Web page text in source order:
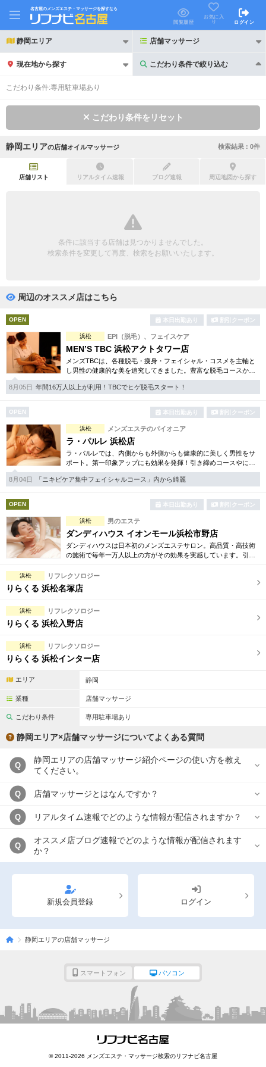
名古屋のメンズエステ・マッサージを探すなら
閲覧履歴
お気に入
り
ログイン
静岡エリア 店舗マッサージ
現在地から探す こだわり条件で絞り込む
こだわり条件で絞り込む
初回割引あり リピーター割引あり
団体様歓迎
ペアルームあり
フットバスあり 岩盤浴あり
専用駐車場あり 有資格者在籍
日本人スタッフのみ 女性スタッフのみ
スタッフ指名可 Ｗセラピスト
駅から徒歩5分以内
こだわり条件を変更
閉じる
こだわり条件:専用駐車場あり
こだわり条件をリセット
静岡エリアの店舗オイルマッサージ 検索結果 : 0件
店舗リスト リアルタイム速報 ブログ速報 周辺地図から探す
条件に該当する店舗は見つかりませんでした。
検索条件を変更して再度、検索をお願いいたします。
周辺のオススメ店はこちら
OPEN 本日出勤あり 割引クーポン
浜松 EPI（脱毛）、フェイスケア
MEN’S TBC 浜松アクトタワー店
メンズTBCは、各種脱毛・痩身・フェイシャル・コスメを主軸と
し男性の健康的な美を追究してきました。豊富な脱毛コースから
フェイシャル、ダイエット等幅広いメニューを取り揃えていま
す。初回割引コースも多彩。
8月05日 年間16万人以上が利用！TBCでヒゲ脱毛スタート！
OPEN 本日出勤あり 割引クーポン
浜松 メンズエステのパイオニア
ラ・パルレ 浜松店
ラ・パルレでは、内側からも外側からも健康的に美しく男性をサ
ポート。第一印象アップにも効果を発揮！引き締めコースやにき
び内外コース、アロマトリートメント等多彩なメニューをご用
意。まずは体験から是非。
8月04日 「ニキビケア集中フェイシャルコース」内から綺麗
OPEN 本日出勤あり 割引クーポン
浜松 男のエステ
ダンディハウス イオンモール浜松市野店
ダンディハウスは日本初のメンズエステサロン。高品質・高技術
の施術で毎年一万人以上の方がその効果を実感しています。引き
に取り揃えています。
浜松 リフレクソロジー
りらくる 浜松名塚店
浜松 リフレクソロジー
りらくる 浜松入野店
浜松 リフレクソロジー
りらくる 浜松インター店
エリア 静岡
業種 店舗マッサージ
こだわり条件 専用駐車場あり
静岡エリア×店舗マッサージについてよくある質問
Q
静岡エリアの店舗マッサージ紹介ページの使い方を教え
てください。
Q 店舗マッサージとはなんですか？
Q リアルタイム速報でどのような情報が配信されますか？
Q
オススメ店ブログ速報でどのような情報が配信されます
か？
新規会員登録 ログイン
静岡エリアの店舗マッサージ
スマートフォン パソコン
© 2011-2026 メンズエステ・マッサージ検索のリフナビ名古屋